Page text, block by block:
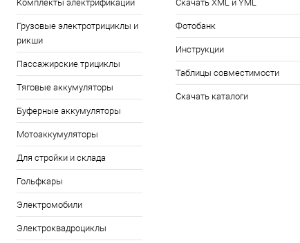
Комплекты электрификации
Грузовые электротрициклы и
рикши
Пассажирские трициклы
Тяговые аккумуляторы
Буферные аккумуляторы
Мотоаккумуляторы
Для стройки и склада
Гольфкары
Электромобили
Электроквадроциклы
Скачать XML и YML
Фотобанк
Инструкции
Таблицы совместимости
Скачать каталоги